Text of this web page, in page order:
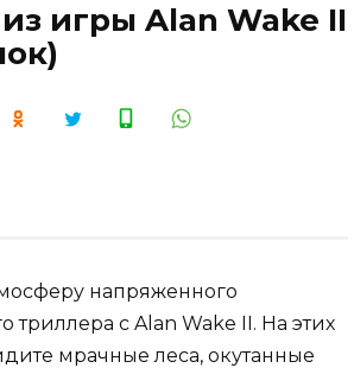
игры Alan Wake II
напряженного
триллера с Alan Wake II. На этих
мрачные леса, окутанные